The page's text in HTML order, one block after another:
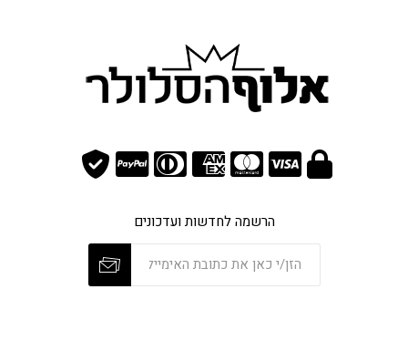
הרשמה לחדשות ועדכונים